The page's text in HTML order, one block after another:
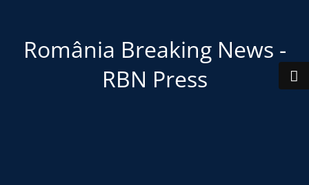
România Breaking News -
RBN Press